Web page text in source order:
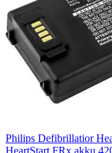
Philips Defibrillatior
HeartStart FRx akku